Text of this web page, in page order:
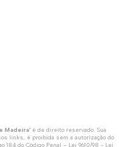
Madeira" é de direito reservado. Sua
links, é proibida sem a autorização do
184 do Código Penal – Lei 9610/98 - Lei